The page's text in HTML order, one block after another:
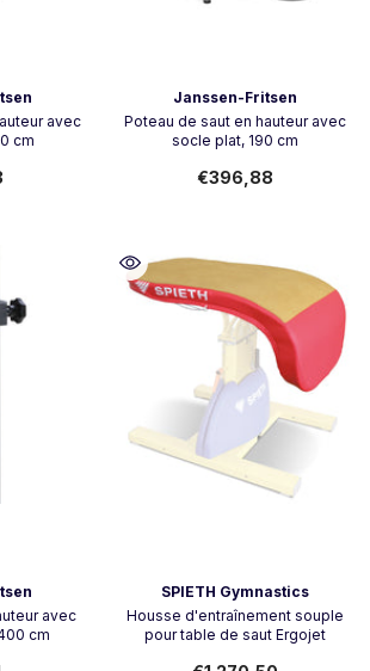
avec
cm
Vendeur:Janssen-Fritsen
Poteau de saut en hauteur avec
socle plat, 190 cm
€396,88
avec
cm
Vendeur:SPIETH Gymnastics
Housse d'entraînement souple
pour table de saut Ergojet